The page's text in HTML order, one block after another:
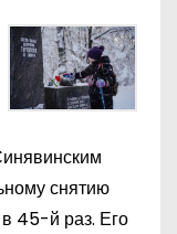
снятию
45-й раз. Его